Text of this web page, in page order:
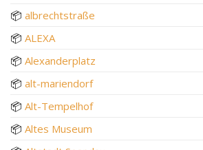
📦 albrechtstraße
📦 ALEXA
📦 Alexanderplatz
📦 alt-mariendorf
📦 Alt-Tempelhof
📦 Altes Museum